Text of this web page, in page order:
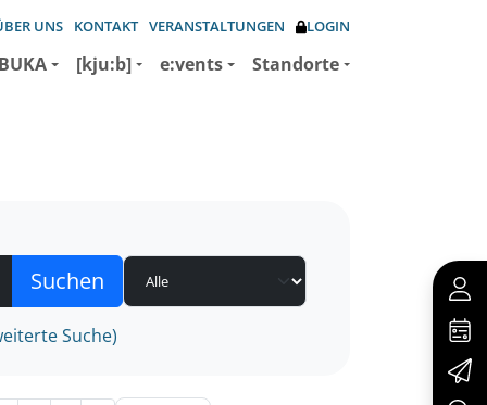
UNS KONTAKT VERANSTALTUNGEN LOGIN
[kju:b] e:vents Standorte
Suche)